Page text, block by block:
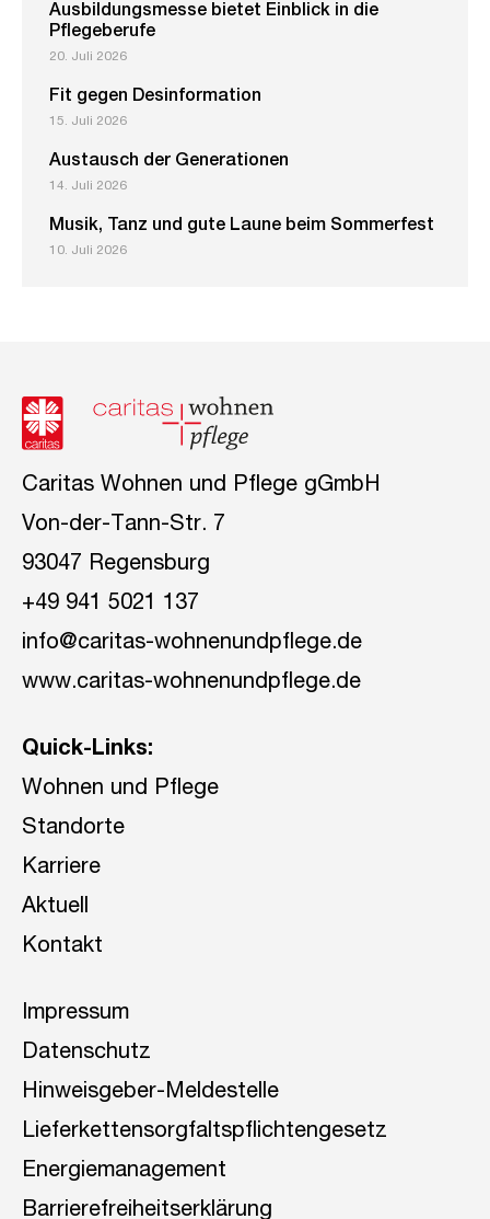
Ausbildungsmesse bietet Einblick in die
Pflegeberufe
20. Juli 2026
Fit gegen Desinformation
15. Juli 2026
Austausch der Generationen
14. Juli 2026
Musik, Tanz und gute Laune beim Sommerfest
10. Juli 2026
Caritas Wohnen und Pflege gGmbH
Von-der-Tann-Str. 7
93047 Regensburg
+49 941 5021 137
info@caritas-wohnenundpflege.de
www.caritas-wohnenundpflege.de
Quick-Links:
Wohnen und Pflege
Standorte
Karriere
Aktuell
Kontakt
Impressum
Datenschutz
Hinweisgeber-Meldestelle
Lieferkettensorgfaltspflichtengesetz
Energiemanagement
Barrierefreiheitserklärung